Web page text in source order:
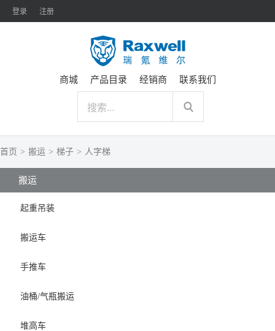
登录 注册
商城 产品目录 经销商 联系我们
首页 > 搬运 > 梯子 > 人字梯
搬运
起重吊装
搬运车
手推车
油桶/气瓶搬运
堆高车